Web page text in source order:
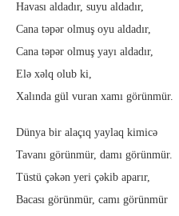
Havası aldadır, suyu aldadır,
Cana təpər olmuş oyu aldadır,
Cana təpər olmuş yayı aldadır,
Elə xəlq olub ki,
Xalında gül vuran xamı görünmür.
Dünya bir alaçıq yaylaq kimicə
Tavanı görünmür, damı görünmür.
Tüstü çəkən yeri çəkib aparır,
Bacası görünmür, camı görünmür